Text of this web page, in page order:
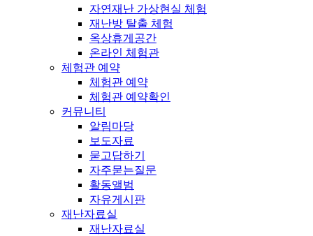
자연재난 가상현실 체험
재난방 탈출 체험
옥상휴게공간
온라인 체험관
체험관 예약
체험관 예약
체험관 예약확인
커뮤니티
알림마당
보도자료
묻고답하기
자주묻는질문
활동앨범
자유게시판
재난자료실
재난자료실